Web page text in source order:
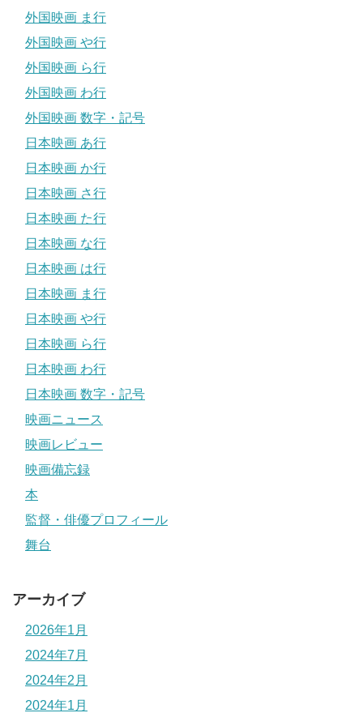
外国映画 ま行
外国映画 や行
外国映画 ら行
外国映画 わ行
外国映画 数字・記号
日本映画 あ行
日本映画 か行
日本映画 さ行
日本映画 た行
日本映画 な行
日本映画 は行
日本映画 ま行
日本映画 や行
日本映画 ら行
日本映画 わ行
日本映画 数字・記号
映画ニュース
映画レビュー
映画備忘録
本
監督・俳優プロフィール
舞台
アーカイブ
2026年1月
2024年7月
2024年2月
2024年1月